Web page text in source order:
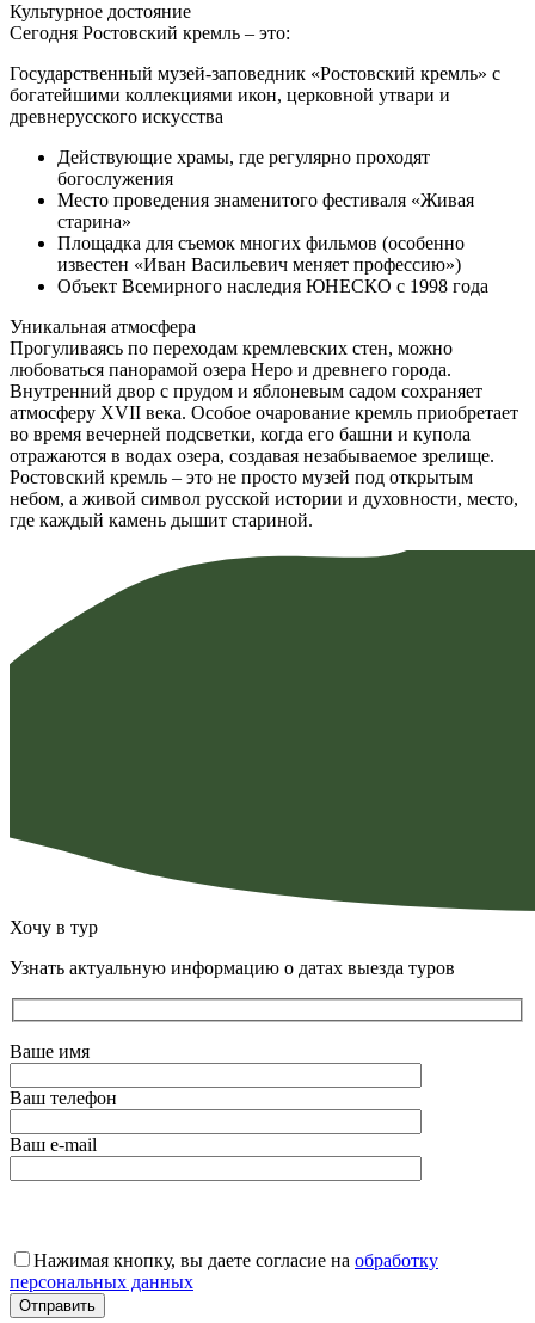
Культурное достояние
Сегодня Ростовский кремль – это:
Государственный музей-заповедник «Ростовский кремль» с
богатейшими коллекциями икон, церковной утвари и
древнерусского искусства
Действующие храмы, где регулярно проходят
богослужения
Место проведения знаменитого фестиваля «Живая
старина»
Площадка для съемок многих фильмов (особенно
известен «Иван Васильевич меняет профессию»)
Объект Всемирного наследия ЮНЕСКО с 1998 года
Уникальная атмосфера
Прогуливаясь по переходам кремлевских стен, можно
любоваться панорамой озера Неро и древнего города.
Внутренний двор с прудом и яблоневым садом сохраняет
атмосферу XVII века. Особое очарование кремль приобретает
во время вечерней подсветки, когда его башни и купола
отражаются в водах озера, создавая незабываемое зрелище.
Ростовский кремль – это не просто музей под открытым
небом, а живой символ русской истории и духовности, место,
где каждый камень дышит стариной.
Хочу в тур
Узнать актуальную информацию о датах выезда туров
Ваше имя
Ваш телефон
Ваш e-mail
это
поле
пустым.
Нажимая кнопку, вы даете согласие на обработку
персональных данных